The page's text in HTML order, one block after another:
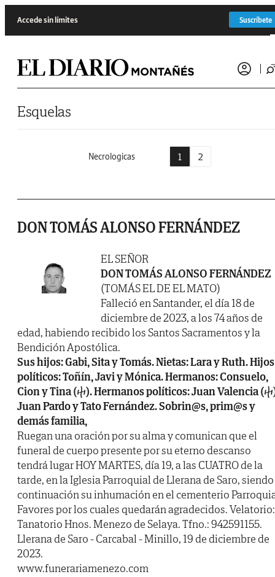
Accede sin límites Suscríbete
Esquelas
Necrologicas 1 2
DON TOMÁS ALONSO FERNÁNDEZ
EL SEÑOR
DON TOMÁS ALONSO FERNÁNDEZ
(TOMÁS EL DE EL MATO)
Falleció en Santander, el día 18 de
diciembre de 2023, a los 74 años de
edad, habiendo recibido los Santos Sacramentos y la
Bendición Apostólica.
Sus hijos: Gabi, Sita y Tomás. Nietas: Lara y Ruth. Hijos
políticos: Toñín, Javi y Mónica. Hermanos: Consuelo,
Cion y Tina (ⴕ). Hermanos políticos: Juan Valencia
Juan Pardo y Tato Fernández. Sobrin@s, prim@s y
demás familia,
Ruegan una oración por su alma y comunican que el
funeral de cuerpo presente por su eterno descanso
tendrá lugar HOY MARTES, día 19, a las CUATRO de la
tarde, en la Iglesia Parroquial de Llerana de Saro,
continuación su inhumación en el cementerio
Favores por los cuales quedarán agradecidos. Velatorio:
Tanatorio Hnos. Menezo de Selaya. Tfno.: 942591155.
Llerana de Saro - Carcabal - Minillo, 19 de diciembre de
2023.
www.funerariamenezo.com